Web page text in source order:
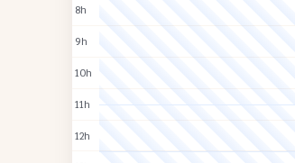
8h
9h
10h
11h
12h